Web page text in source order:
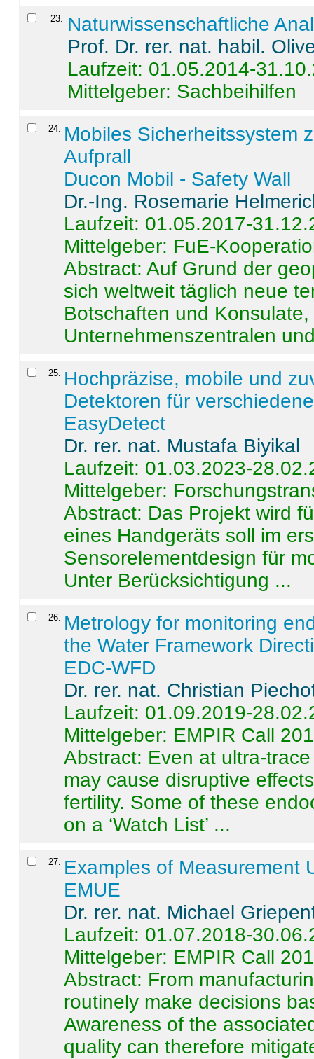
23. Naturwissenschaftliche
Prof. Dr. rer. nat. habil.
Laufzeit: 01.05.2014-
Mittelgeber: Sachbeihilfen
24. Mobiles Sicherheitssystem
Aufprall
Ducon Mobil - Safety Wall
Dr.-Ing. Rosemarie
Laufzeit: 01.05.2017-
Mittelgeber: FuE-
Abstract:Auf Grund der
sich weltweit täglich neue
Botschaften und
Unternehmenszentralen
25. Hochpräzise, mobile und
Detektoren für
EasyDetect
Dr. rer. nat. Mustafa Biyikal
Laufzeit: 01.03.2023-
Mittelgeber:
Abstract: Das Projekt wird
eines Handgeräts soll im
Sensorelementdesign für
Unter Berücksichtigung ...
26. Metrology for monitoring
the Water Framework
EDC-WFD
Dr. rer. nat. Christian
Laufzeit: 01.09.2019-
Mittelgeber: EMPIR Call
Abstract: Even at ultra-
may cause disruptive
fertility. Some of these
on a ‘Watch List’ ...
27. Examples of Measurement
EMUE
Dr. rer. nat. Michael
Laufzeit: 01.07.2018-
Mittelgeber: EMPIR Call
Abstract: From
routinely make decisions
Awareness of the
quality can therefore